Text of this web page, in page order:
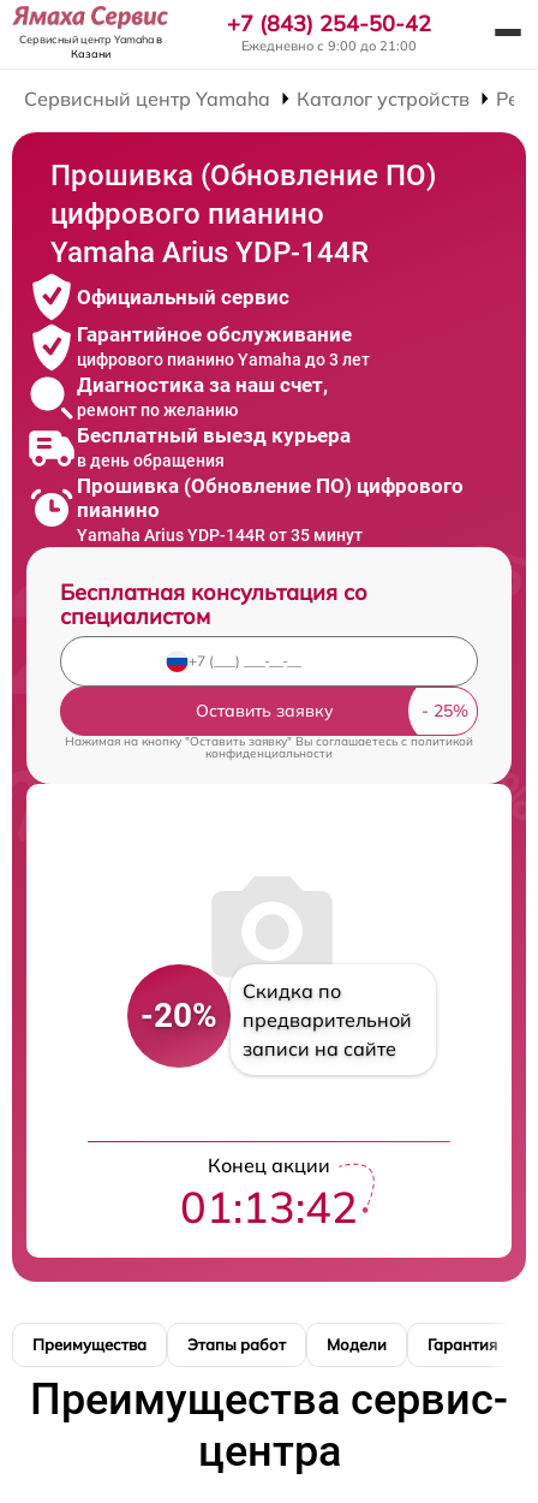
Сервисный центр Yamahaв
Казани
+7 (843) 254-50-42
Ежедневно с 9:00 до 21:00
Сервисный центр Yamaha Каталог устройств
Прошивка (Обновление ПО)
цифрового пианино
Yamaha Arius YDP-144R
Официальный сервис
Гарантийное обслуживание
цифрового пианино Yamaha до 3 лет
Диагностика за наш счет,
ремонт по желанию
Бесплатный выезд курьера
в день обращения
Прошивка (Обновление ПО) цифрового
пианино
Yamaha Arius YDP-144R от 35 минут
Бесплатная консультация со
специалистом
Оставить заявку
Нажимая на кнопку "Оставить заявку" Вы соглашаетесь cполитикой
конфиденциальности
-20%
Скидка по
предварительной
записи на сайте
Конец акции
01:13:41
Преимущества Этапы работ Модели Гарантия
Преимущества сервис-
центра